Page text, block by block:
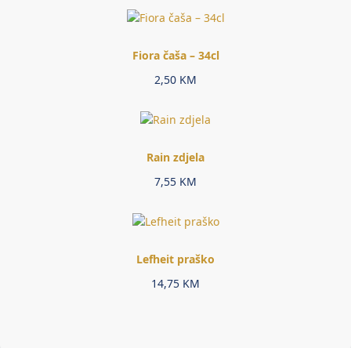
Fiora čaša – 34cl
2,50 KM
Rain zdjela
7,55 KM
Lefheit praško
14,75 KM